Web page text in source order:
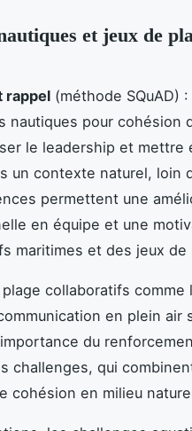
et jeux de
rappel (méthode SQuAD) :
nautiques pour cohésion
le leadership et mettre
un contexte naturel, loin
permettent une
en équipe et une
maritimes et des jeux de
collaboratifs
en plein air
du
challenges, qui
cohésion en milieu